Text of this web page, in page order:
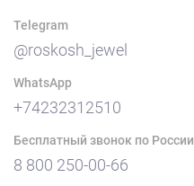
Telegram
@roskosh_jewel
WhatsApp
+74232312510
Бесплатный звонок по России
8 800 250-00-66